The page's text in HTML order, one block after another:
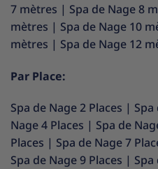
7 mètres | Spa de Nage 8
mètres | Spa de Nage 10
mètres | Spa de Nage 12
Par Place:
Spa de Nage 2 Places | Spa
Nage 4 Places | Spa de
Places | Spa de Nage 7
Spa de Nage 9 Places | Spa